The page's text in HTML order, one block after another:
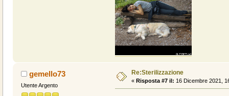
gemello73
Utente Argento
Re:Sterilizzazione
« Risposta #7 il: 16 Dicembre 2021,